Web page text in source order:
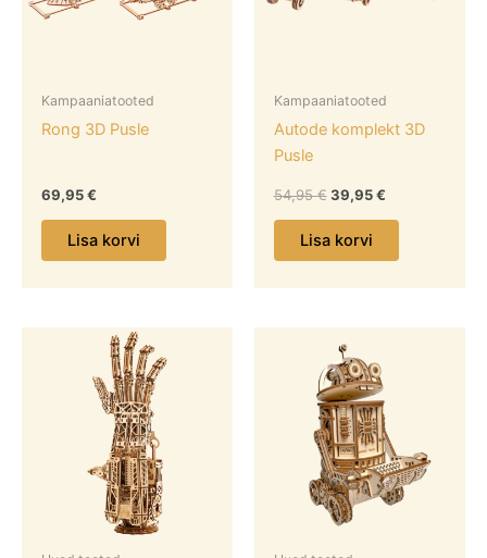
Kampaaniatooted
Rong 3D Pusle
69,95€
Lisa korvi
Kampaaniatooted
Autode komplekt 3D
Pusle
54,95€ 39,95€
Lisa korvi